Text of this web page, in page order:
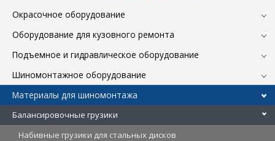
Окрасочное оборудование
Оборудование для кузовного ремонта
Подъемное и гидравлическое оборудование
Шиномонтажное оборудование
Материалы для шиномонтажа
Балансировочные грузики
Набивные грузики для стальных дисков